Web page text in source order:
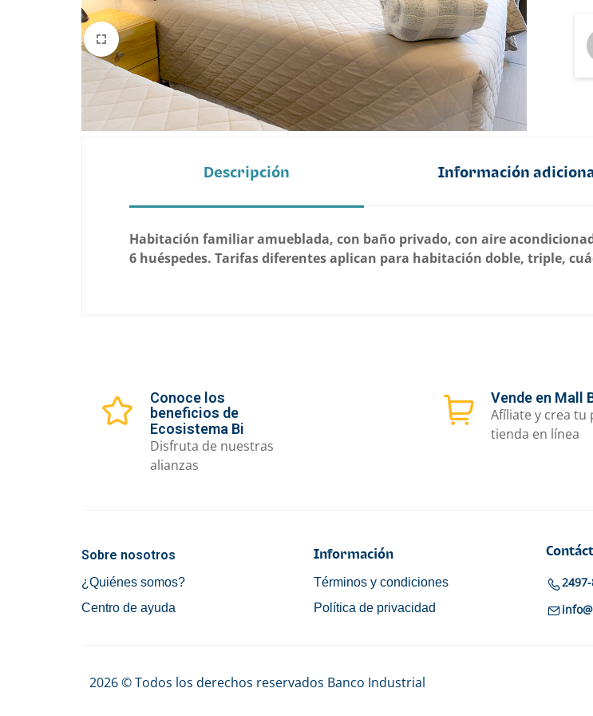
Belleza
Electrónicos y Accesorios
Hogar y Cocina
Descripción Información
Habitación familiar amueblada, con baño privado, con aire
6 huéspedes. Tarifas diferentes aplican para habitación doble, triple,
Conoce los
beneficios de
Ecosistema Bi
Disfruta de nuestras
alianzas
Vende en Mall
Afíliate y crea tu
tienda en línea
Sobre nosotros
¿Quiénes somos?
Centro de ayuda
Información
Términos y condiciones
Política de privacidad
2026 © Todos los derechos reservados Banco Industrial